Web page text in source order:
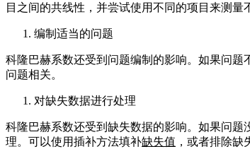
目之间的共线性，并尝试使用不同的项目来测量
编制适当的问题
科隆巴赫系数还受到问题编制的影响。如果问
问题相关。
对缺失数据进行处理
科隆巴赫系数还受到缺失数据的影响。如果问
理。可以使用插补方法填补缺失值 ，或者排除缺